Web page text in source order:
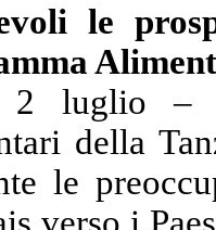
le
2 luglio –
della
le
verso i